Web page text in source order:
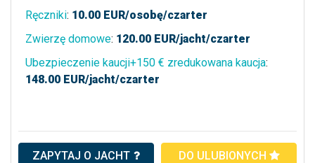
Ręczniki: 10.00 EUR/osobę/czarter
Zwierzę domowe: 120.00 EUR/jacht/czarter
Ubezpieczenie kaucji+150 € zredukowana kaucja:
148.00 EUR/jacht/czarter
ZAPYTAJ O JACHT DO ULUBIONYCH